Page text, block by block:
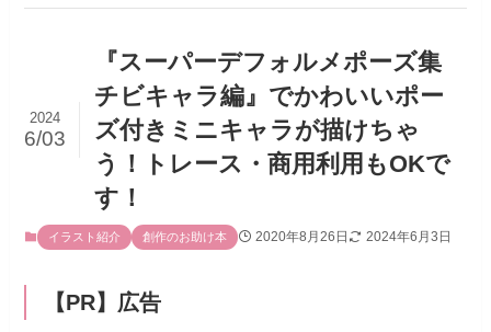
『スーパーデフォルメポーズ集
チビキャラ編』でかわいいポー
ズ付きミニキャラが描けちゃ
う！トレース・商用利用もOKで
す！
2024
6/03
イラスト紹介 創作のお助け本 2020年8月26日 2024年6月3日
【PR】広告